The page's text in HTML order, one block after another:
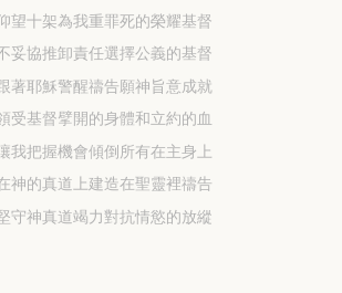
望十架為我重罪死的榮耀基督
妥協推卸責任選擇公義的基督
著耶穌警醒禱告願神旨意成就
受基督擘開的身體和立約的血
我把握機會傾倒所有在主身上
神的真道上建造在聖靈裡禱告
守神真道竭力對抗情慾的放縱